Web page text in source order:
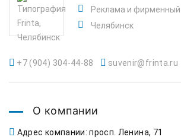
Реклама и фирменный
Челябинск
+7 (904) 304-44-88 suvenir@frinta.ru
О компании
Адрес компании: просп. Ленина, 71